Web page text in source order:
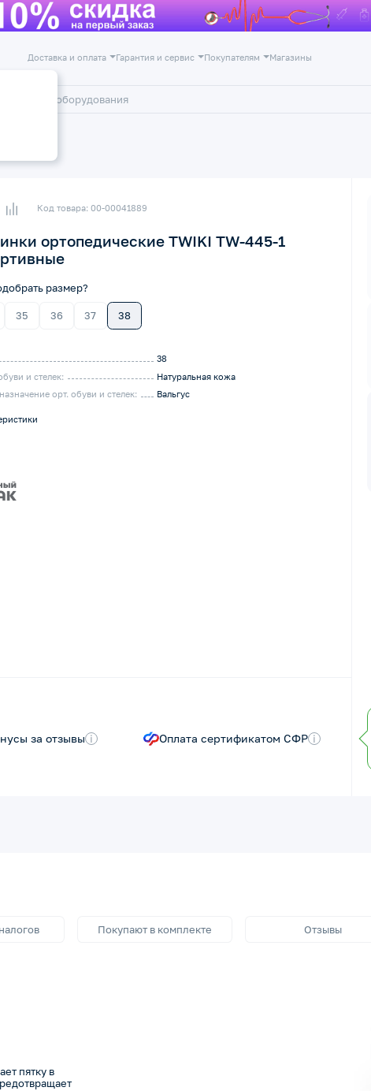
Доставка и оплата Гарантия и сервис Покупателям Магазины
Код товара: 00-00041889
ортопедические TWIKI TW-445-1
размер?
35 36 37 38
38
и стелек:
Натуральная кожа
орт. обуви и стелек:
Вальгус
за отзывы i Оплата сертификатом СФР i
Покупают в комплекте Отзывы
пятку в